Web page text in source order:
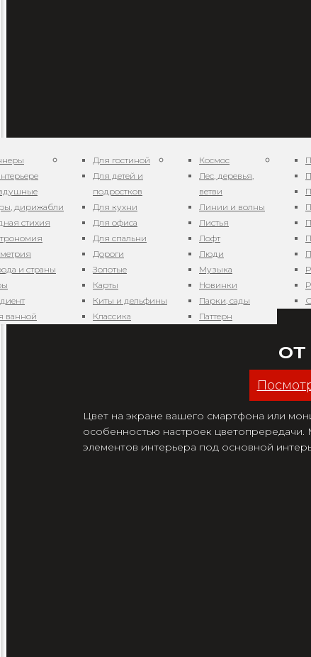
дирижабли
стихия
и страны
ванной
Для гостиной
Для детей и
подростков
Для кухни
Для офиса
Для спальни
Дороги
Золотые
Карты
Киты и дельфины
Классика
Космос
Лес, деревья,
ветви
Линии и волны
Листья
Лофт
Люди
Музыка
Новинки
Парки, сады
Паттерн
Арт.
Цвет на экране вашего смартфона или
особенностью настроек
элементов интерьера под основной